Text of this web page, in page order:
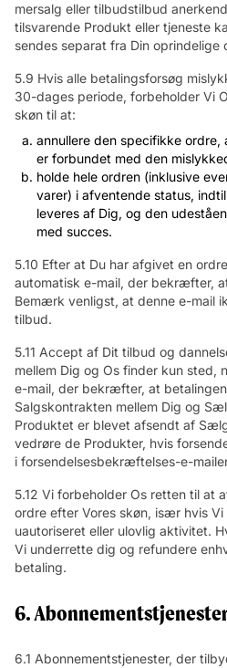
mersalg eller tilbudstilbud
tilsvarende Produkt eller tjeneste
sendes separat fra Din oprindelige
5.9 Hvis alle betalingsforsøg
30-dages periode, forbeholder Vi
skøn til at:
annullere den specifikke ordre,
er forbundet med den
holde hele ordren (inklusive
varer) i afventende status,
leveres af Dig, og den
med succes.
5.10 Efter at Du har afgivet en
automatisk e-mail, der bekræfter,
Bemærk venligst, at denne e-mail
tilbud.
5.11 Accept af Dit tilbud og
mellem Dig og Os finder kun sted,
e-mail, der bekræfter, at
Salgskontrakten mellem Dig og
Produktet er blevet afsendt af
vedrøre de Produkter, hvis
i forsendelsesbekræftelses-e-
5.12 Vi forbeholder Os retten til at
ordre efter Vores skøn, især hvis
uautoriseret eller ulovlig aktivitet.
Vi underrette dig og refundere
betaling.
6.
6.1 Abonnementstjenester, der